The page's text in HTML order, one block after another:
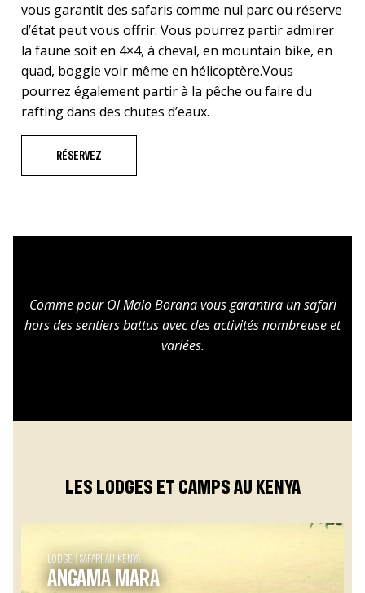
vous garantit des safaris comme nul parc ou réserve
d’état peut vous offrir. Vous pourrez partir admirer
la faune soit en 4×4, à cheval, en mountain bike, en
quad, boggie voir même en hélicoptère.Vous
pourrez également partir à la pêche ou faire du
rafting dans des chutes d’eaux.
RÉSERVEZ
Comme pour Ol Malo Borana vous garantira un safari
hors des sentiers battus avec des activités nombreuse et
variées.
LES LODGES ET CAMPS AU KENYA
LODGE SAFARI AU KENYA
ANGAMA MARA